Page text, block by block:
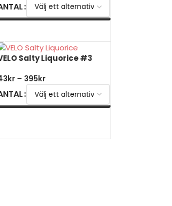
Salty Liquorice #3
kr – 395kr